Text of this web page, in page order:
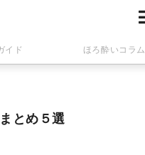
イド ほろ酔いコラム
とめ５選